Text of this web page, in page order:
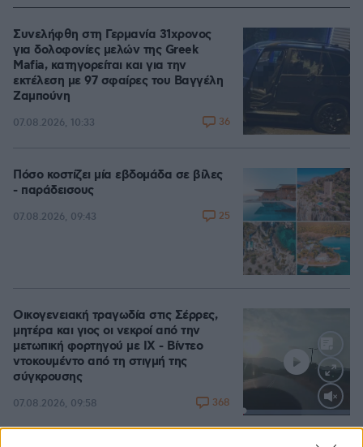
Συνελήφθη στη Γερμανία 31χρονος
για δολοφονίες μελών της Greek
Mafia, κατηγορείται και για την
εκτέλεση με 97 σφαίρες του Βαγγέλη
Ζαμπούνη
07.08.2026, 10:33 36
Πόσο κοστίζει μία εβδομάδα σε βίλες
- παράδεισους
07.08.2026, 09:43 25
Loaded:
Οικογενειακή τραγωδία στις Σέρρες,
μητέρα και γιος οι νεκροί από την
μετωπική φορτηγού με ΙΧ - Βίντεο
ντοκουμέντο από τη στιγμή της
σύγκρουσης
07.08.2026, 09:58 368